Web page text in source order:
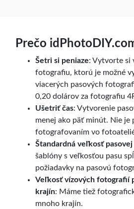
Prečo
Šetri si peniaze: Vytvorte si
fotografiu, ktorú je možné
viacerých pasových
0,20 dolárov za fotografiu
Ušetriť čas: Vytvorenie
menej ako päť minút. Nie je
fotografovaním vo
Štandardná veľkosť
šablóny s veľkosťou pasu
požiadavky na pasovú
Veľkosť vízových fotografií
krajín: Máme tiež
mnoho krajín.